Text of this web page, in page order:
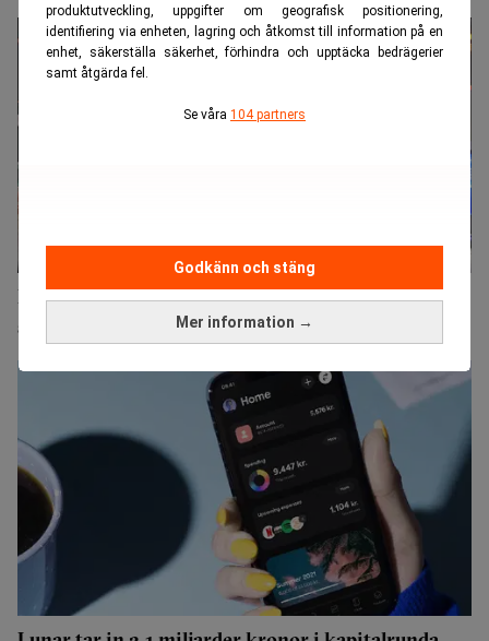
produktutveckling, uppgifter om geografisk positionering,
identifiering via enheten, lagring och åtkomst till information på en
enhet, säkerställa säkerhet, förhindra och upptäcka bedrägerier
samt åtgärda fel.
Se våra 104 partners
Mer information →
Godkänn och stäng
Kinesiska techjättar backar på böter och
avnoteringsrisk i USA